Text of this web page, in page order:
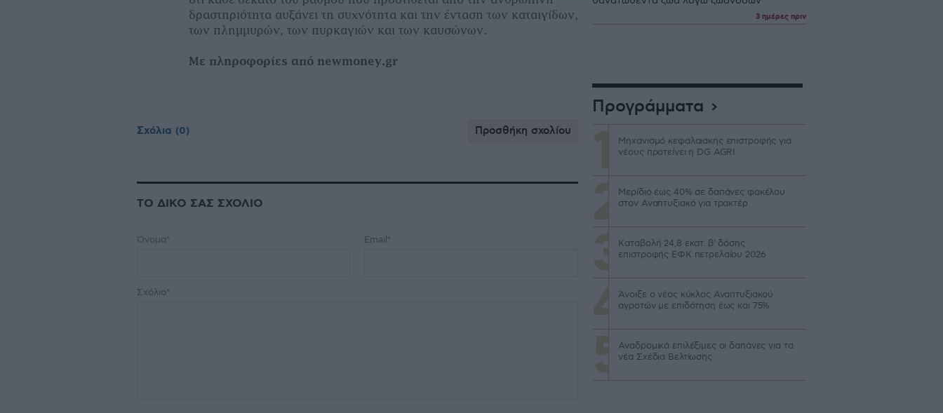
δραστηριότητα αυξάνει τη συχνότητα και την ένταση των καταιγίδων,
των πλημμυρών, των πυρκαγιών και των καυσώνων.
Με πληροφορίες από newmoney.gr
Σχόλια (0) Προσθήκη σχολίου
ΤΟ ΔΙΚΟ ΣΑΣ ΣΧΟΛΙΟ
Όνομα* Email*
Σχόλιο*
3 ημέρες πριν
Προγράμματα
Μηχανισμό κεφαλαιακής επιστροφής για
νέους προτείνει η DG AGRI
Μερίδιο έως 40% σε δαπάνες φακέλου
στον Αναπτυξιακό για τρακτέρ
Καταβολή 24,8 εκατ. β’ δόσης
επιστροφής ΕΦΚ πετρελαίου 2026
Άνοιξε ο νέος κύκλος Αναπτυξιακού
αγροτών με επιδότηση έως και 75%
Αναδρομικά επιλέξιμες οι δαπάνες για τα
νέα Σχέδια Βελτίωσης